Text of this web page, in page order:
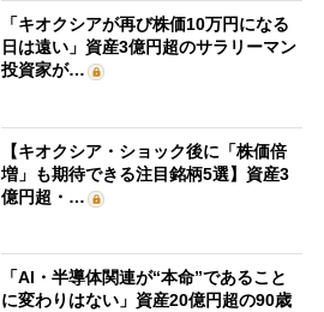
「キオクシアが再び株価10万円になる
日は遠い」資産3億円超のサラリーマン
投資家が…
【キオクシア・ショック後に「株価倍
増」も期待できる注目銘柄5選】資産3
億円超・…
「AI・半導体関連が“本命”であること
に変わりはない」資産20億円超の90歳